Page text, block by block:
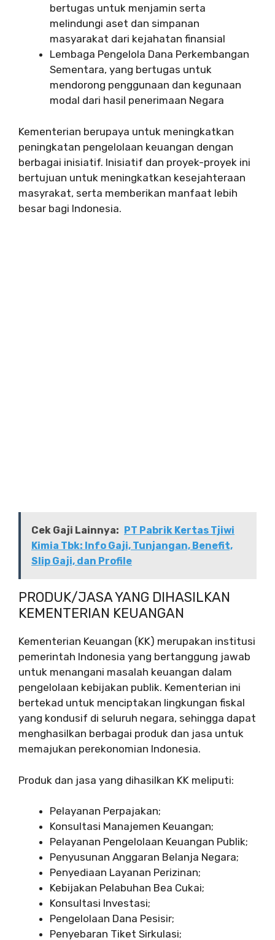
bertugas untuk menjamin serta
melindungi aset dan simpanan
masyarakat dari kejahatan finansial
Lembaga Pengelola Dana Perkembangan
Sementara, yang bertugas untuk
mendorong penggunaan dan kegunaan
modal dari hasil penerimaan Negara
Kementerian berupaya untuk meningkatkan
peningkatan pengelolaan keuangan dengan
berbagai inisiatif. Inisiatif dan proyek-proyek ini
bertujuan untuk meningkatkan kesejahteraan
masyrakat, serta memberikan manfaat lebih
besar bagi Indonesia.
Cek Gaji Lainnya:
PT Pabrik Kertas Tjiwi
Kimia Tbk: Info Gaji, Tunjangan, Benefit,
Slip Gaji, dan Profile
PRODUK/JASA YANG DIHASILKAN
KEMENTERIAN KEUANGAN
Kementerian Keuangan (KK) merupakan institusi
pemerintah Indonesia yang bertanggung jawab
untuk menangani masalah keuangan dalam
pengelolaan kebijakan publik. Kementerian ini
bertekad untuk menciptakan lingkungan fiskal
yang kondusif di seluruh negara, sehingga dapat
menghasilkan berbagai produk dan jasa untuk
memajukan perekonomian Indonesia.
Produk dan jasa yang dihasilkan KK meliputi:
Pelayanan Perpajakan;
Konsultasi Manajemen Keuangan;
Pelayanan Pengelolaan Keuangan Publik;
Penyusunan Anggaran Belanja Negara;
Penyediaan Layanan Perizinan;
Kebijakan Pelabuhan Bea Cukai;
Konsultasi Investasi;
Pengelolaan Dana Pesisir;
Penyebaran Tiket Sirkulasi;